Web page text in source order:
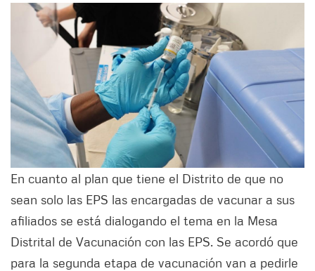
En cuanto al plan que tiene el Distrito de que no
sean solo las EPS las encargadas de vacunar a sus
afiliados se está dialogando el tema en la Mesa
Distrital de Vacunación con las EPS. Se acordó que
para la segunda etapa de vacunación van a pedirle